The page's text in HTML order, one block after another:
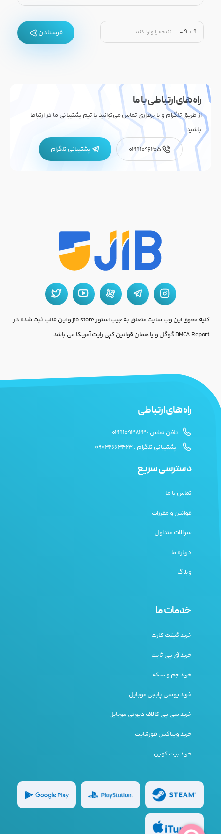
9
+
9
= فرستادن
راه های ارتباطی با ما
از طریق تلگرام و یا برقراری تماس می‌توانید با تیم پشتیبانی ما در ارتباط
باشید.
02191096205
پشتیبانی تلگرام
کلیه حقوق این وب سایت متعلق به جیب استور jib.store و این قالب ثبت شده در
DMCA Report گوگل و یا همان قوانین کپی رایت آمریکا می باشد.
راه های ارتباطی
تلفن تماس : 02191093823
پشتیبانی تلگرام : 09032663423
دسترسی سریع
تماس با ما
قوانین و مقررات
سوالات متداول
درباره ما
وبلاگ
خدمات ما
خرید گیفت کارت
خرید آی پی ثابت
خرید جم و سکه
خرید یوسی پابجی موبایل
خرید سی پی کالاف دیوتی موبایل
خرید ویباکس فورتنایت
خرید بیت کوین